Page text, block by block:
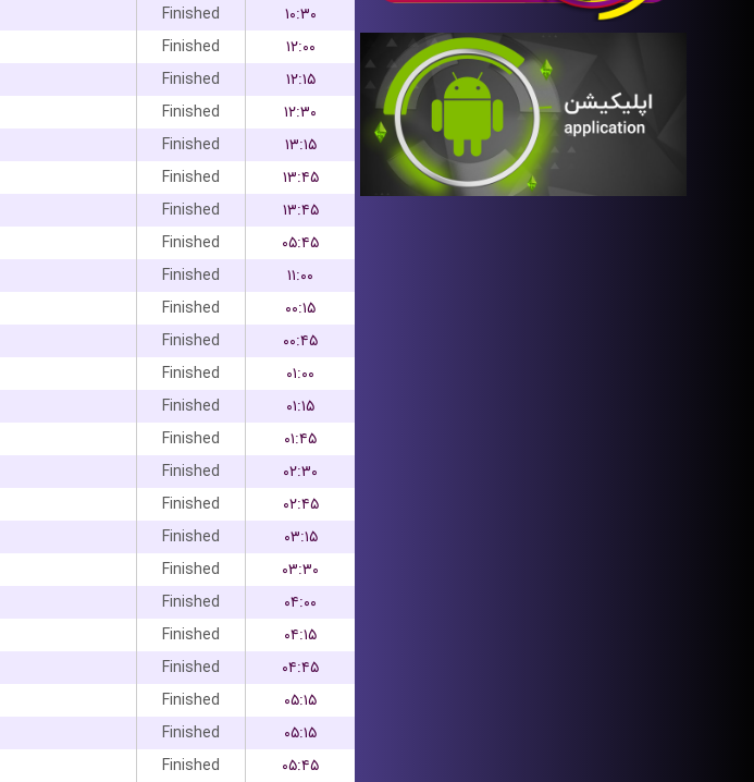
Finished
۱۰:۳۰
Finished
۱۲:۰۰
Finished
۱۲:۱۵
Finished
۱۲:۳۰
Finished
۱۳:۱۵
Finished
۱۳:۴۵
Finished
۱۳:۴۵
Finished
۰۵:۴۵
Finished
۱۱:۰۰
Finished
۰۰:۱۵
Finished
۰۰:۴۵
Finished
۰۱:۰۰
Finished
۰۱:۱۵
Finished
۰۱:۴۵
Finished
۰۲:۳۰
Finished
۰۲:۴۵
Finished
۰۳:۱۵
Finished
۰۳:۳۰
Finished
۰۴:۰۰
Finished
۰۴:۱۵
Finished
۰۴:۴۵
Finished
۰۵:۱۵
Finished
۰۵:۱۵
Finished
۰۵:۴۵